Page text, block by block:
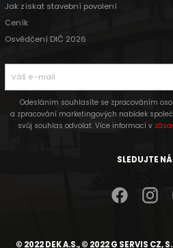
Jak získat stavební povolení
Ceník
Osvědčení DIČ 2026
Odesláním souhlasíte se zpracováním
a zpracování marketingových nabídek
svůj souhlas odvolat. Více informací v
SLEDUJTE
© 2022 DEK A.S., © 2022 G SERVIS CZ,